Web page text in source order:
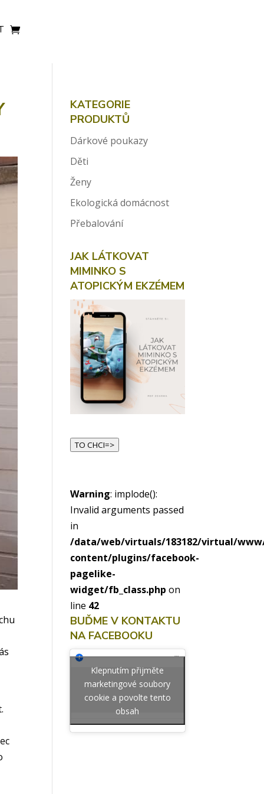
KATEGORIE
PRODUKTŮ
Dárkové poukazy
Děti
Ženy
Ekologická domácnost
Přebalování
JAK LÁTKOVAT
MIMINKO S
ATOPICKÝM EKZÉMEM
TO CHCI=>
Warning: implode():
Invalid arguments passed
in
/data/web/virtuals/183182/virtual/
content/plugins/facebook-
pagelike-
widget/fb_class.php on
line 42
BUĎME V KONTAKTU
NA FACEBOOKU
Klepnutím přijměte
marketingové soubory
cookie a povolte tento
obsah